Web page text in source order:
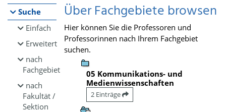
Suche
Einfach
Erweitert
nach
Fachgebiet
nach
Fakultät /
Sektion
Über Fachgebiete browsen
Hier können Sie die Professoren und
Professorinnen nach Ihrem Fachgebiet
suchen.
05 Kommunikations- und
Medienwissenschaften
2 Einträge